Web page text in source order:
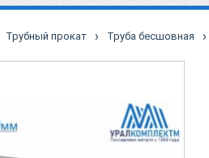
Трубный прокат › Труба бесшовная ›